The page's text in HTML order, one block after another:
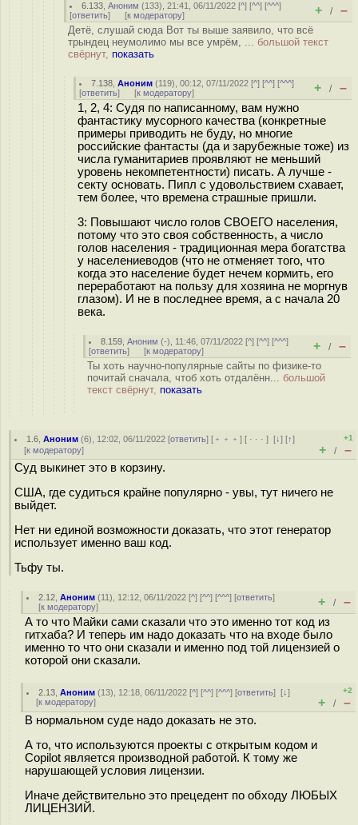
6.133 ,Аноним (133), 21:41, 06/11/2022 [^] [^^] [^^^]
[ответить] [к модератору] + / –
Детё, слушай сюда Вот ты выше заявило, что всё
трындец неумолимо мы все умрём, ... большой текст
свёрнут, показать
7.138 ,Аноним (119), 00:12, 07/11/2022 [^] [^^] [^^^]
[ответить] [к модератору] + / –
1, 2, 4: Судя по написанному, вам нужно
фантастику мусорного качества (конкретные
примеры приводить не буду, но многие
российские фантасты (да и зарубежные тоже) из
числа гуманитариев проявляют не меньший
уровень некомпетентности) писать. А лучше -
секту основать. Пипл с удовольствием схавает,
тем более, что времена страшные пришли.
3: Повышают число голов СВОЕГО населения,
потому что это своя собственность, а число
голов населения - традиционная мера богатства
у населениеводов (что не отменяет того, что
когда это население будет нечем кормить, его
переработают на пользу для хозяина не моргнув
глазом). И не в последнее время, а с начала 20
века.
8.159 ,Аноним (-), 11:46, 07/11/2022 [^] [^^] [^^^]
[ответить] [к модератору] + / –
Ты хоть научно-популярные сайты по физике-то
почитай сначала, чтоб хоть отдалённ... большой
текст свёрнут, показать
1.6 ,Аноним (6), 12:02, 06/11/2022 [ответить] [ ﹢﹢﹢] [ · · ·][↓] [↑]
[к модератору]
+1
+ / –
Суд выкинет это в корзину.
США, где судиться крайне популярно - увы, тут ничего не
выйдет.
Нет ни единой возможности доказать, что этот генератор
использует именно ваш код.
Тьфу ты.
2.12 ,Аноним (11), 12:12, 06/11/2022 [^] [^^] [^^^] [ответить]
[к модератору] + / –
А то что Майки сами сказали что это именно тот код из
гитхаба? И теперь им надо доказать что на входе было
именно то что они сказали и именно под той лицензией о
которой они сказали.
2.13 ,Аноним (13), 12:18, 06/11/2022 [^] [^^] [^^^] [ответить][↓]
[к модератору]
+2
+ / –
В нормальном суде надо доказать не это.
А то, что используются проекты с открытым кодом и
Copilot является производной работой. К тому же
нарушающей условия лицензии.
Иначе действительно это прецедент по обходу ЛЮБЫХ
ЛИЦЕНЗИЙ.